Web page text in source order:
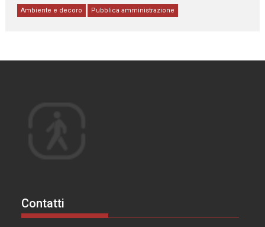
Ambiente e decoro Pubblica amministrazione
Contatti